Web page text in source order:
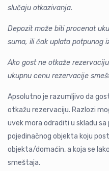
slučaju otkazivanja.
Depozit može biti procenat
suma, ili čak uplata potpunog
Ako gost ne otkaže
ukupnu cenu rezervacije
Apsolutno je razumljivo da
otkažu rezervaciju. Razlozi
uvek mora odraditi u skladu
pojedinačnog objekta koju
objekta/domaćin, a koja se
smeštaja.